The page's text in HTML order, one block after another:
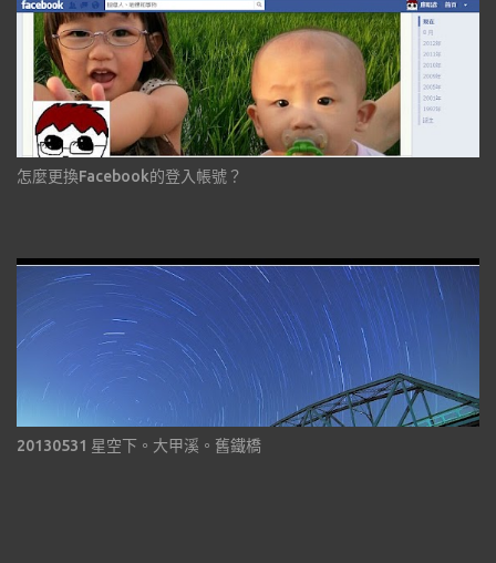
怎麼更換Facebook的登入帳號？
20130531 星空下。大甲溪。舊鐵橋